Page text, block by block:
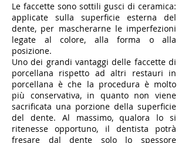
Le faccette sono sottili gusci di ceramica:
applicate sulla superficie esterna del
dente, per mascherarne le imperfezioni
legate al colore, alla forma o alla
posizione.
Uno dei grandi vantaggi delle faccette di
porcellana rispetto ad altri restauri in
porcellana è che la procedura è molto
più conservativa, in quanto non viene
sacrificata una porzione della superficie
del dente. Al massimo, qualora lo si
ritenesse opportuno, il dentista potrà
fresare dal dente solo lo spessore